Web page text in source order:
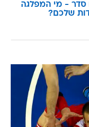
סדר - מי המפלגה
שלכם?